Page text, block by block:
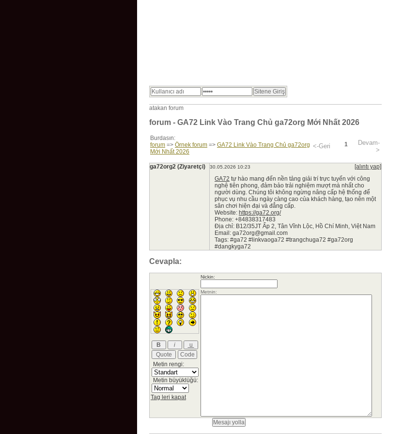
atakan forum
forum - GA72 Link Vào Trang Chủ ga72org Mới Nhất 2026
Burdasın:
forum => Örnek forum => GA72 Link Vào Trang Chủ ga72org
Mới Nhất 2026
<-Geri 1
Devam-
>
ga72org2 (Ziyaretçi) 30.05.2026 10:23
[alıntı yap]
GA72 tự hào mang đến nền tảng giải trí trực tuyến với công
nghệ tiên phong, đảm bảo trải nghiệm mượt mà nhất cho
người dùng. Chúng tôi không ngừng nâng cấp hệ thống để
phục vụ nhu cầu ngày càng cao của khách hàng, tạo nên một
sân chơi hiện đại và đẳng cấp.
Website: https://ga72.org/
Phone: +84838317483
Địa chỉ: B12/35JT Ấp 2, Tân Vĩnh Lộc, Hồ Chí Minh, Việt Nam
Email: ga72org@gmail.com
Tags: #ga72 #linkvaoga72 #trangchuga72 #ga72org
#dangkyga72
Cevapla:
Nickin:
Metin rengi:
Metin büyüklüğü:
Tag leri kapat